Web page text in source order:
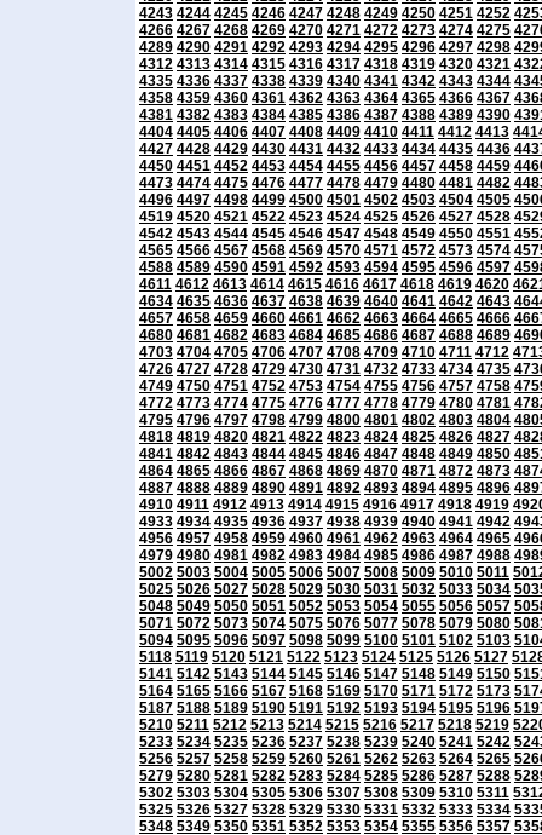
4243 4244 4245 4246 4247 4248 4249 4250 4251 4252
4266 4267 4268 4269 4270 4271 4272 4273 4274 4275
4289 4290 4291 4292 4293 4294 4295 4296 4297 4298
4312 4313 4314 4315 4316 4317 4318 4319 4320 4321
4335 4336 4337 4338 4339 4340 4341 4342 4343 4344
4358 4359 4360 4361 4362 4363 4364 4365 4366 4367
4381 4382 4383 4384 4385 4386 4387 4388 4389 4390
4404 4405 4406 4407 4408 4409 4410 4411 4412 4413
4427 4428 4429 4430 4431 4432 4433 4434 4435 4436
4450 4451 4452 4453 4454 4455 4456 4457 4458 4459
4473 4474 4475 4476 4477 4478 4479 4480 4481 4482
4496 4497 4498 4499 4500 4501 4502 4503 4504 4505
4519 4520 4521 4522 4523 4524 4525 4526 4527 4528
4542 4543 4544 4545 4546 4547 4548 4549 4550 4551
4565 4566 4567 4568 4569 4570 4571 4572 4573 4574
4588 4589 4590 4591 4592 4593 4594 4595 4596 4597
4611 4612 4613 4614 4615 4616 4617 4618 4619 4620
4634 4635 4636 4637 4638 4639 4640 4641 4642 4643
4657 4658 4659 4660 4661 4662 4663 4664 4665 4666
4680 4681 4682 4683 4684 4685 4686 4687 4688 4689
4703 4704 4705 4706 4707 4708 4709 4710 4711 4712
4726 4727 4728 4729 4730 4731 4732 4733 4734 4735
4749 4750 4751 4752 4753 4754 4755 4756 4757 4758
4772 4773 4774 4775 4776 4777 4778 4779 4780 4781
4795 4796 4797 4798 4799 4800 4801 4802 4803 4804
4818 4819 4820 4821 4822 4823 4824 4825 4826 4827
4841 4842 4843 4844 4845 4846 4847 4848 4849 4850
4864 4865 4866 4867 4868 4869 4870 4871 4872 4873
4887 4888 4889 4890 4891 4892 4893 4894 4895 4896
4910 4911 4912 4913 4914 4915 4916 4917 4918 4919
4933 4934 4935 4936 4937 4938 4939 4940 4941 4942
4956 4957 4958 4959 4960 4961 4962 4963 4964 4965
4979 4980 4981 4982 4983 4984 4985 4986 4987 4988
5002 5003 5004 5005 5006 5007 5008 5009 5010 5011
5025 5026 5027 5028 5029 5030 5031 5032 5033 5034
5048 5049 5050 5051 5052 5053 5054 5055 5056 5057
5071 5072 5073 5074 5075 5076 5077 5078 5079 5080
5094 5095 5096 5097 5098 5099 5100 5101 5102 5103
5118 5119 5120 5121 5122 5123 5124 5125 5126 5127
5141 5142 5143 5144 5145 5146 5147 5148 5149 5150
5164 5165 5166 5167 5168 5169 5170 5171 5172 5173
5187 5188 5189 5190 5191 5192 5193 5194 5195 5196
5210 5211 5212 5213 5214 5215 5216 5217 5218 5219
5233 5234 5235 5236 5237 5238 5239 5240 5241 5242
5256 5257 5258 5259 5260 5261 5262 5263 5264 5265
5279 5280 5281 5282 5283 5284 5285 5286 5287 5288
5302 5303 5304 5305 5306 5307 5308 5309 5310 5311
5325 5326 5327 5328 5329 5330 5331 5332 5333 5334
5348 5349 5350 5351 5352 5353 5354 5355 5356 5357